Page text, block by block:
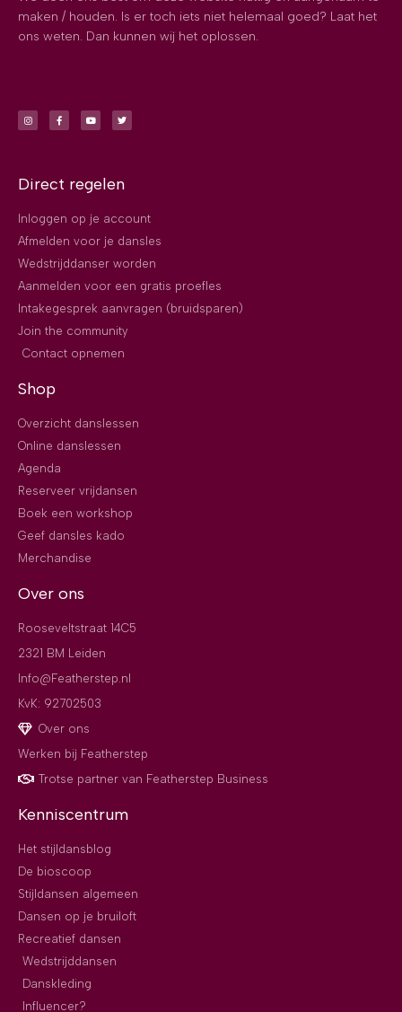
maken / houden. Is er toch iets niet helemaal goed? Laat het
ons weten. Dan kunnen wij het oplossen.
Direct regelen
Inloggen op je account
Afmelden voor je dansles
Wedstrijddanser worden
Aanmelden voor een gratis proefles
Intakegesprek aanvragen (bruidsparen)
Join the community
Contact opnemen
Shop
Overzicht danslessen
Online danslessen
Agenda
Reserveer vrijdansen
Boek een workshop
Geef dansles kado
Merchandise
Over ons
Rooseveltstraat 14C5
2321 BM Leiden
Info@Featherstep.nl
KvK: 92702503
Over ons
Werken bij Featherstep
Trotse partner van Featherstep Business
Kenniscentrum
Het stijldansblog
De bioscoop
Stijldansen algemeen
Dansen op je bruiloft
Recreatief dansen
Wedstrijddansen
Danskleding
Influencer?